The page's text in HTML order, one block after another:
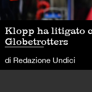
Klopp ha litigato
Globetrotters
di Redazione Undici